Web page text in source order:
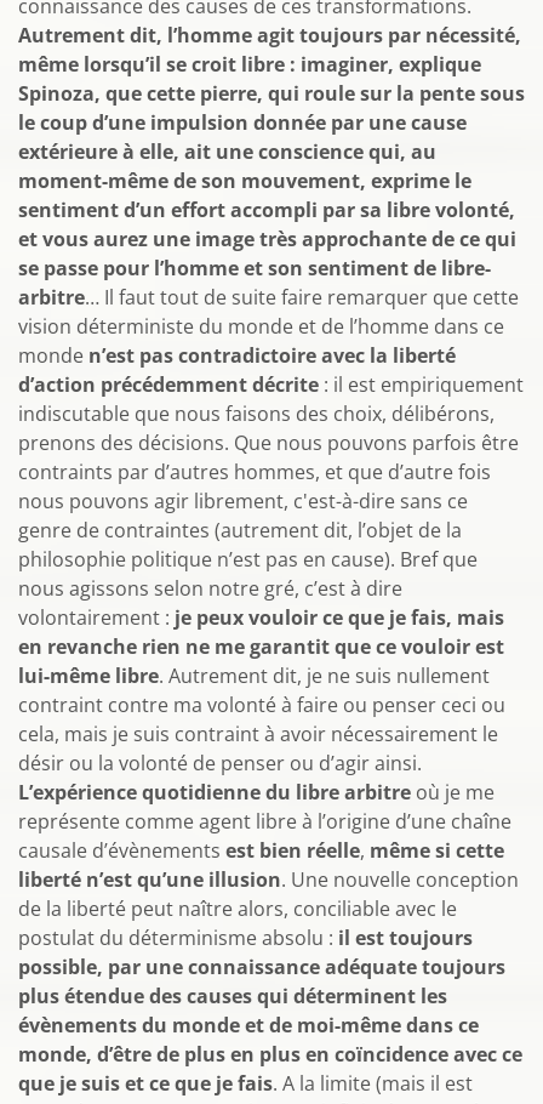
connaissance des causes de ces transformations.
Autrement dit, l’homme agit toujours par nécessité,
même lorsqu’il se croit libre : imaginer, explique
Spinoza, que cette pierre, qui roule sur la pente sous
le coup d’une impulsion donnée par une cause
extérieure à elle, ait une conscience qui, au
moment-même de son mouvement, exprime le
sentiment d’un effort accompli par sa libre volonté,
et vous aurez une image très approchante de ce qui
se passe pour l’homme et son sentiment de libre-
arbitre… Il faut tout de suite faire remarquer que cette
vision déterministe du monde et de l’homme dans ce
monde n’est pas contradictoire avec la liberté
d’action précédemment décrite : il est empiriquement
indiscutable que nous faisons des choix, délibérons,
prenons des décisions. Que nous pouvons parfois être
contraints par d’autres hommes, et que d’autre fois
nous pouvons agir librement, c'est-à-dire sans ce
genre de contraintes (autrement dit, l’objet de la
philosophie politique n’est pas en cause). Bref que
nous agissons selon notre gré, c’est à dire
volontairement : je peux vouloir ce que je fais, mais
en revanche rien ne me garantit que ce vouloir est
lui-même libre. Autrement dit, je ne suis nullement
contraint contre ma volonté à faire ou penser ceci ou
cela, mais je suis contraint à avoir nécessairement le
désir ou la volonté de penser ou d’agir ainsi.
L’expérience quotidienne du libre arbitre où je me
représente comme agent libre à l’origine d’une chaîne
causale d’évènements est bien réelle, même si cette
liberté n’est qu’une illusion. Une nouvelle conception
de la liberté peut naître alors, conciliable avec le
postulat du déterminisme absolu : il est toujours
possible, par une connaissance adéquate toujours
plus étendue des causes qui déterminent les
évènements du monde et de moi-même dans ce
monde, d’être de plus en plus en coïncidence avec ce
que je suis et ce que je fais. A la limite (mais il est